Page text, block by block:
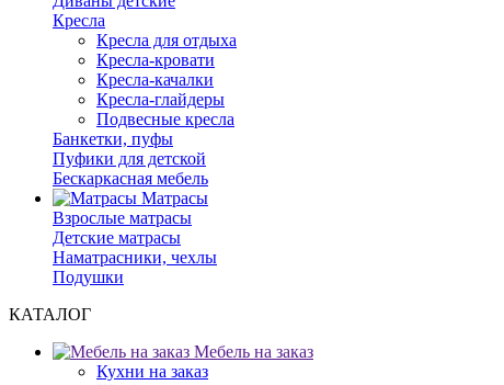
Кресла
Кресла для отдыха
Кресла-кровати
Кресла-качалки
Кресла-глайдеры
Подвесные кресла
Банкетки, пуфы
Пуфики для детской
Бескаркасная мебель
Матрасы
Взрослые матрасы
Детские матрасы
Наматрасники, чехлы
Подушки
КАТАЛОГ
Мебель на заказ
Кухни на заказ